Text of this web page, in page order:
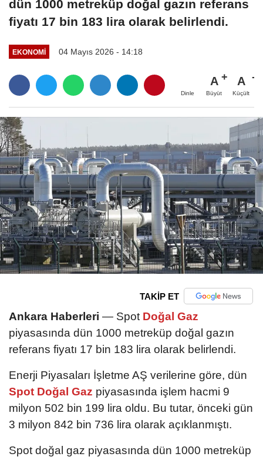
dün 1000 metreküp doğal gazın referans
fiyatı 17 bin 183 lira olarak belirlendi.
EKONOMI 04 Mayıs 2026 - 14:18
Dinle
A
Büyüt
A
Küçült
TAKİP ET
Ankara Haberleri — Spot Doğal Gaz
piyasasında dün 1000 metreküp doğal gazın
referans fiyatı 17 bin 183 lira olarak belirlendi.
Enerji Piyasaları İşletme AŞ verilerine göre, dün
Spot Doğal Gaz piyasasında işlem hacmi 9
milyon 502 bin 199 lira oldu. Bu tutar, önceki gün
3 milyon 842 bin 736 lira olarak açıklanmıştı.
Spot doğal gaz piyasasında dün 1000 metreküp